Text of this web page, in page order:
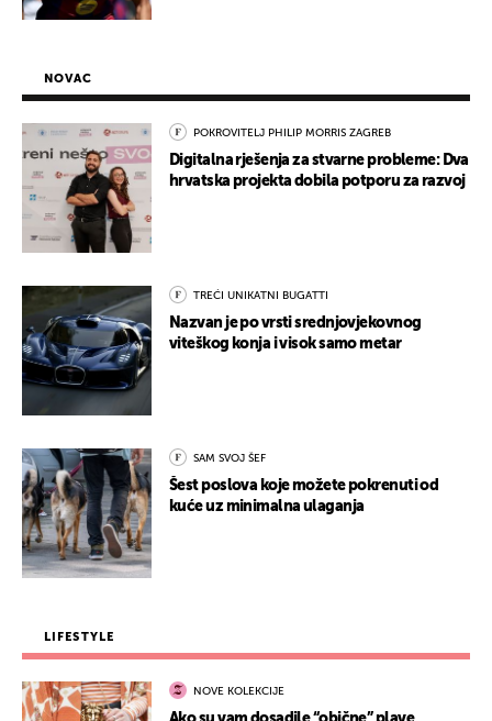
NOVAC
POKROVITELJ PHILIP MORRIS ZAGREB
Digitalna rješenja za stvarne probleme: Dva
hrvatska projekta dobila potporu za razvoj
TREĆI UNIKATNI BUGATTI
Nazvan je po vrsti srednjovjekovnog
viteškog konja i visok samo metar
SAM SVOJ ŠEF
Šest poslova koje možete pokrenuti od
kuće uz minimalna ulaganja
LIFESTYLE
NOVE KOLEKCIJE